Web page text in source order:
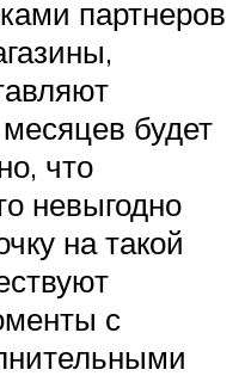
партнеров
будет
что
невыгодно
на такой
с